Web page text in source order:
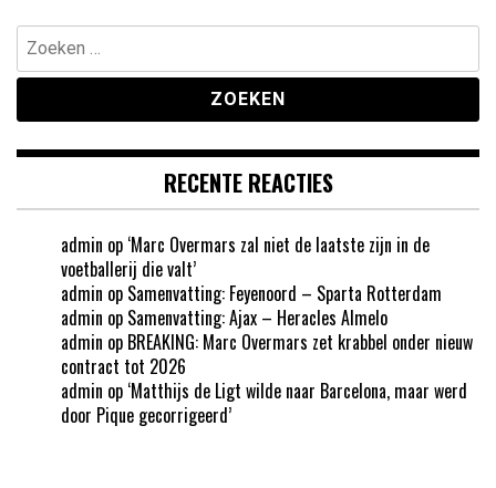
Zoeken
naar:
RECENTE REACTIES
admin op ‘Marc Overmars zal niet de laatste zijn in de
voetballerij die valt’
admin op Samenvatting: Feyenoord – Sparta Rotterdam
admin op Samenvatting: Ajax – Heracles Almelo
admin op BREAKING: Marc Overmars zet krabbel onder nieuw
contract tot 2026
admin op ‘Matthijs de Ligt wilde naar Barcelona, maar werd
door Pique gecorrigeerd’